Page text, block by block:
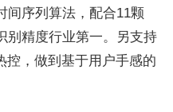
间序列算法，配合11颗
别精度行业第一。另支持
控，做到基于用户手感的